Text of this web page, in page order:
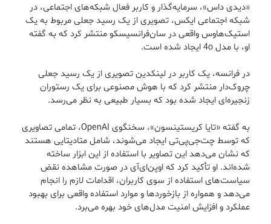
«دیدی داس»، سرمایه‌گذار و کاربر فعال شبکه‌های اجتماعی، در
شبکه اجتماعی ایکس، تصویری از یک رسید جعلی مربوط به یک
استیک‌هاوس واقعی در سان‌فرانسیسکو منتشر کرد که به گفته
او، با مدل 4o ایجاد شده است.
در فرانسه، یک کاربر در لینکدین تصویری از یک رسید جعلی
چروک‌دار منتشر کرد که با هوش مصنوعی برای یک رستوران
زنجیره‌ای ایجاد شده بود که بسیار طبیعی به نظر می‌رسد.
به گفته «تایا کریستینسون»، سخنگوی OpenAI، تمامی تصاویری
که توسط چت‌جی‌پی‌تی ایجاد می‌شوند، شامل متادیتایی هستند
که نشان می‌دهد این تصاویر با استفاده از این ابزار ساخته
شده‌اند. او تأکید کرد که اوپن‌ای‌آی در صورت مشاهده نقض
سیاست‌های استفاده از سوی کاربران، اقدامات لازم را انجام
می‌دهد و همواره از بازخوردها و موارد استفاده واقعی برای بهبود
عملکرد و افزایش امنیت مدل‌های خود بهره می‌برد.